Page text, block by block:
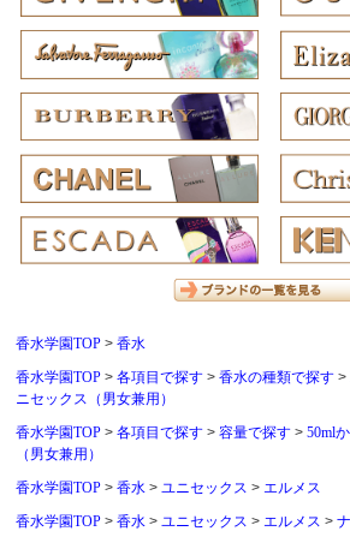
香水学園TOP
香水
香水学園TOP
各項目で探す 香水の種類で探す
ニセックス（男女兼用）
香水学園TOP
各項目で探す 容量で探す 50ml
（男女兼用）
香水学園TOP
香水 ユニセックス
エルメス
香水学園TOP
香水 ユニセックス エルメス